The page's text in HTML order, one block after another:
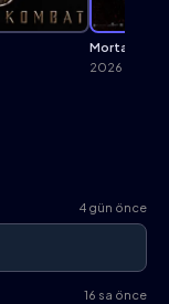
Mortal
2026
4 gün önce
16 sa önce